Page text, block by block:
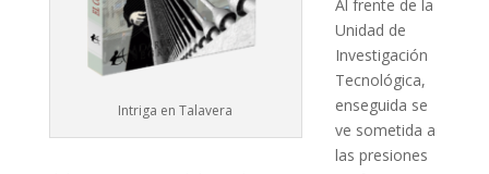
Intriga en Talavera
Al frente de la
Unidad de
Investigación
Tecnológica,
enseguida se
ve sometida a
las presiones